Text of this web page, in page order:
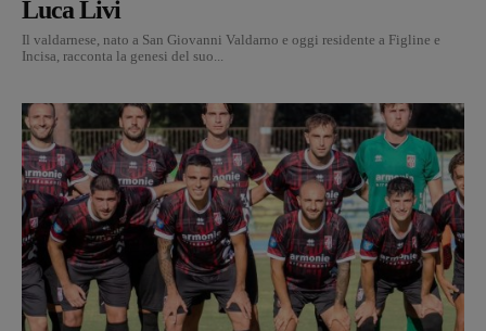
Luca Livi
Il valdarnese, nato a San Giovanni Valdarno e oggi residente a Figline e
Incisa, racconta la genesi del suo...